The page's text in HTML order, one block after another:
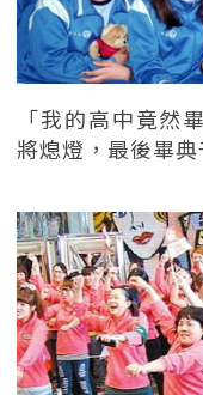
「我的高中竟然
將熄燈，最後畢